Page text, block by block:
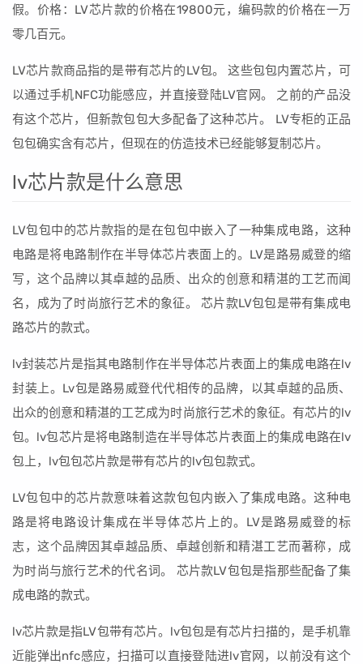
假。价格：LV芯片款的价格在19800元，编码款的价格在一万
零几百元。
LV芯片款商品指的是带有芯片的LV包。 这些包包内置芯片，可
以通过手机NFC功能感应，并直接登陆LV官网。 之前的产品没
有这个芯片，但新款包包大多配备了这种芯片。 LV专柜的正品
包包确实含有芯片，但现在的仿造技术已经能够复制芯片。
lv芯片款是什么意思
LV包包中的芯片款指的是在包包中嵌入了一种集成电路，这种
电路是将电路制作在半导体芯片表面上的。LV是路易威登的缩
写，这个品牌以其卓越的品质、出众的创意和精湛的工艺而闻
名，成为了时尚旅行艺术的象征。 芯片款LV包包是带有集成电
路芯片的款式。
lv封装芯片是指其电路制作在半导体芯片表面上的集成电路在lv
封装上。Lv包是路易威登代代相传的品牌，以其卓越的品质、
出众的创意和精湛的工艺成为时尚旅行艺术的象征。有芯片的lv
包。lv包芯片是将电路制造在半导体芯片表面上的集成电路在lv
包上，lv包包芯片款是带有芯片的lv包包款式。
LV包包中的芯片款意味着这款包包内嵌入了集成电路。这种电
路是将电路设计集成在半导体芯片上的。LV是路易威登的标
志，这个品牌因其卓越品质、卓越创新和精湛工艺而著称，成
为时尚与旅行艺术的代名词。 芯片款LV包包是指那些配备了集
成电路的款式。
lv芯片款是指LV包带有芯片。lv包包是有芯片扫描的，是手机靠
近能弹出nfc感应，扫描可以直接登陆进lv官网，以前没有这个